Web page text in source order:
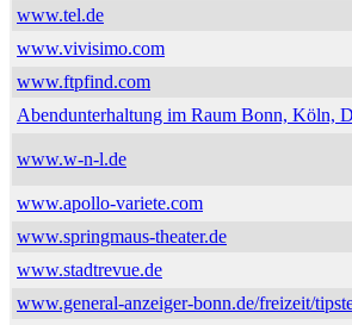
www.tel.de
www.vivisimo.com
www.ftpfind.com
Abendunterhaltung im Raum Bonn, Köln,
www.w-n-l.de
www.apollo-variete.com
www.springmaus-theater.de
www.stadtrevue.de
www.general-anzeiger-bonn.de/freizeit/